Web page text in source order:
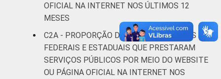
OFICIAL NA INTERNET NOS ÚLTIMOS 12
MESES
C2A - PROPORÇÃO DE ÓRGÃOS PÚBLICOS
FEDERAIS E ESTADUAIS QUE PRESTARAM
SERVIÇOS PÚBLICOS POR MEIO DO WEBSITE
OU PÁGINA OFICIAL NA INTERNET NOS